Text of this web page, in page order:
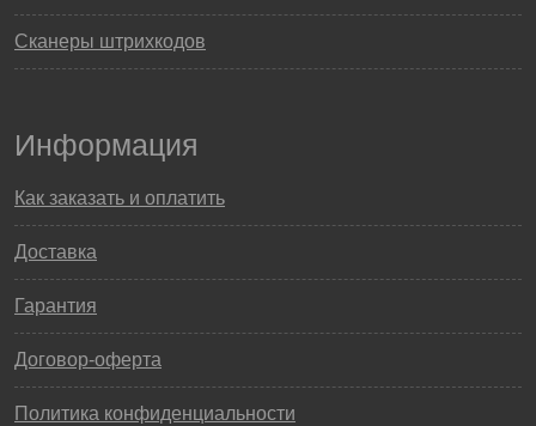
Сканеры штрихкодов
Информация
Как заказать и оплатить
Доставка
Гарантия
Договор-оферта
Политика конфиденциальности